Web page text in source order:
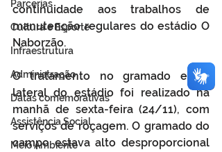
Parcerias
Cultura e Esporte
Infraestrutura
Administração
Datas comemorativas
Assistência Social
Meio Ambiente
continuidade aos trabalhos de
manutenção regulares do estádio O
Naborzão.
O tratamento no gramado e na
lateral do estádio foi realizado na
manhã de sexta-feira (24/11), com
serviços de roçagem. O gramado do
campo estava alto desproporcional